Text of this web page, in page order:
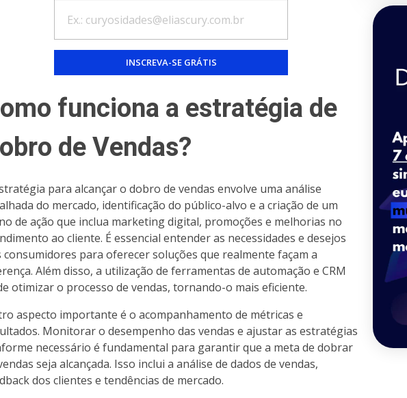
funciona a estratégia de
de Vendas?
para alcançar o dobro de vendas envolve uma análise
do mercado, identificação do público-alvo e a criação de um
de ação que inclua marketing digital, promoções e melhorias no
ao cliente. É essencial entender as necessidades e desejos
consumidores para oferecer soluções que realmente façam a
Além disso, a utilização de ferramentas de automação e CRM
otimizar o processo de vendas, tornando-o mais eficiente.
aspecto importante é o acompanhamento de métricas e
Monitorar o desempenho das vendas e ajustar as estratégias
necessário é fundamental para garantir que a meta de dobrar
seja alcançada. Isso inclui a análise de dados de vendas,
dos clientes e tendências de mercado.